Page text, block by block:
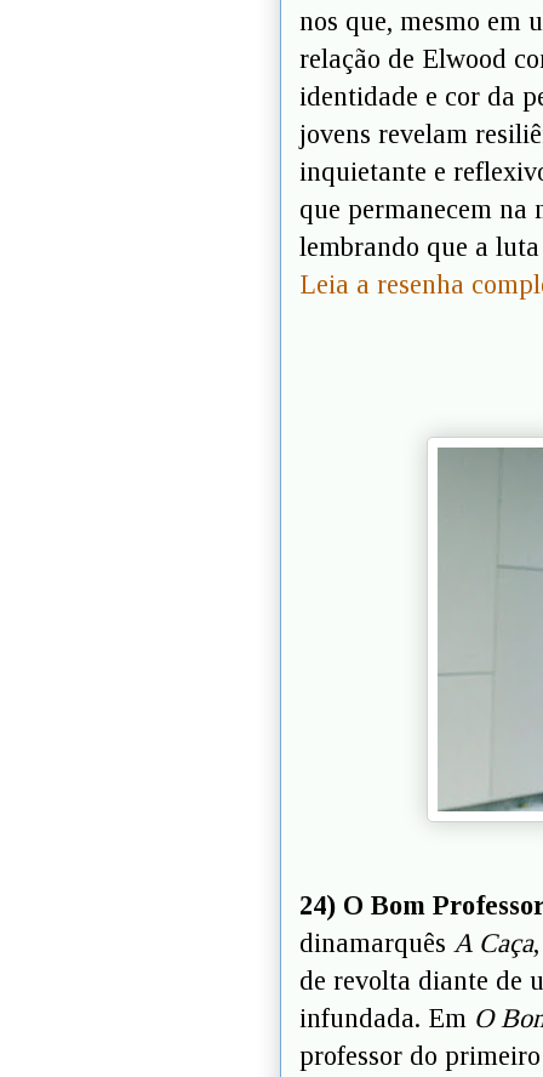
nos que, mesmo em
relação de Elwood
identidade e cor da
jovens revelam
inquietante e
que permanecem na
lembrando que a
Leia a resenha
24) O Bom
dinamarquês A Caça
de revolta diante de
infundada. Em O
professor do